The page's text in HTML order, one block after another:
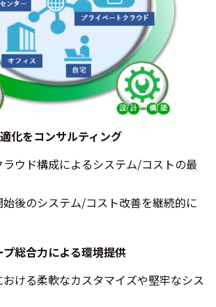
化をコンサルティング
ウド構成によるシステム/コストの最
後のシステム/コスト改善を継続的に
総合力による環境提供
ける柔軟なカスタマイズや堅牢なシス